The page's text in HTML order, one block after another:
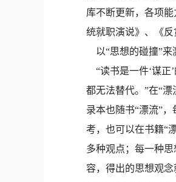
库不断更新，各项
统就职演说》、《反
以“思想的碰撞”来
“读书是一件‘谋正
都无法替代。”在“
录本也随书“漂流”
考，也可以在书籍“
多种观点；每一种
容，得出的思想观